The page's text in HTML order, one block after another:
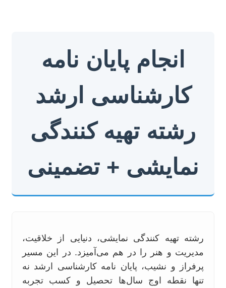
انجام پایان نامه
کارشناسی ارشد
رشته تهیه کنندگی
نمایشی + تضمینی
رشته تهیه کنندگی نمایشی، دنیایی از خلاقیت،
مدیریت و هنر را در هم می‌آمیزد. در این مسیر
پرفراز و نشیب، پایان نامه کارشناسی ارشد نه
تنها نقطه اوج سال‌ها تحصیل و کسب تجربه